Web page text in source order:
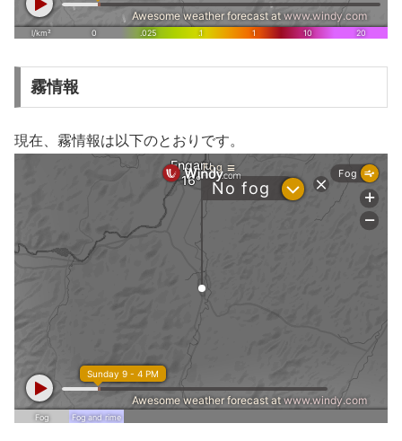
霧情報
現在、霧情報は以下のとおりです。